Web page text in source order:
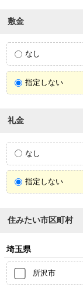
敷金
なし
指定しない
礼金
なし
指定しない
住みたい市区町村
埼玉県
所沢市